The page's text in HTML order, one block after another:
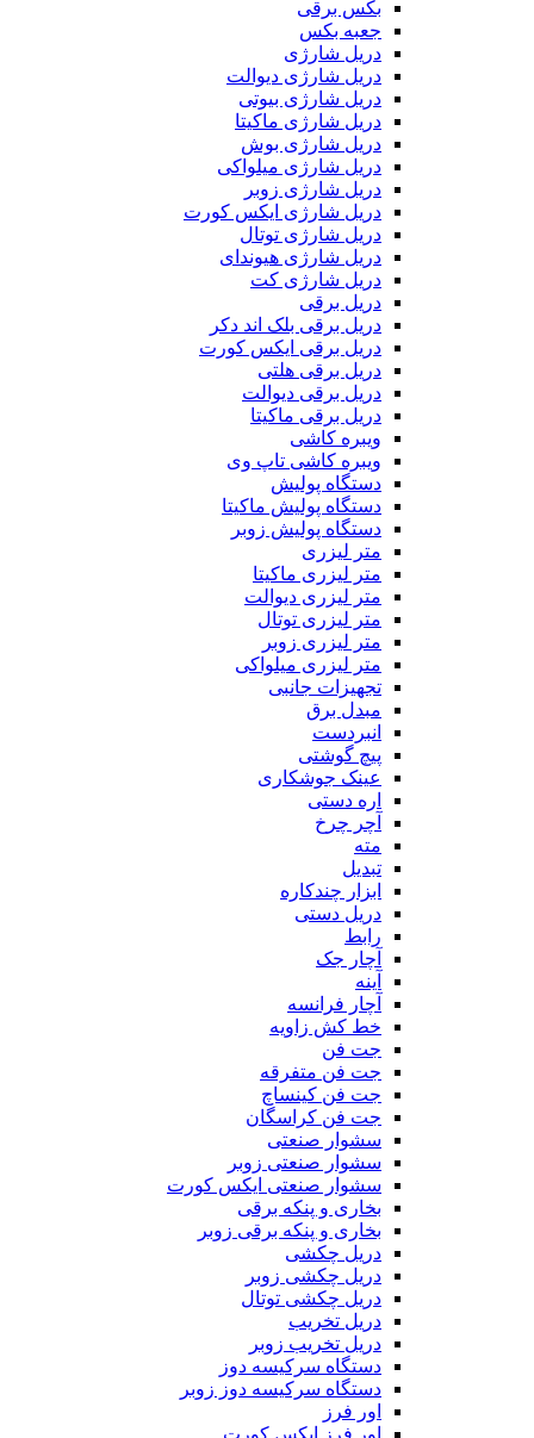
بکس برقی
جعبه بکس
دریل شارژی
دریل شارژی دیوالت
دریل شارژی بیوتی
دریل شارژی ماکیتا
دریل شارژی بوش
دریل شارژی میلواکی
دریل شارژی زوبر
دریل شارژی ایکس کورت
دریل شارژی توتال
دریل شارژی هیوندای
دریل شارژی کت
دریل برقی
دریل برقی بلک اند دکر
دریل برقی ایکس کورت
دریل برقی هلتی
دریل برقی دیوالت
دریل برقی ماکیتا
ویبره کاشی
ویبره کاشی تاپ وی
دستگاه پولیش
دستگاه پولیش ماکیتا
دستگاه پولیش زوبر
متر لیزری
متر لیزری ماکیتا
متر لیزری دیوالت
متر لیزری توتال
متر لیزری زوبر
متر لیزری میلواکی
تجهیزات جانبی
مبدل برق
انبردست
پیچ گوشتی
عینک جوشکاری
اره دستی
آچر چرخ
مته
تبدیل
ابزار چندکاره
دریل دستی
رابط
آچار جک
آینه
آچار فرانسه
خط کش زاویه
جت فن
جت فن متفرقه
جت فن کینساچ
جت فن کراسگان
سشوار صنعتی
سشوار صنعتی زوبر
سشوار صنعتی ایکس کورت
بخاری و پنکه برقی
بخاری و پنکه برقی زوبر
دریل چکشی
دریل چکشی زوبر
دریل چکشی توتال
دریل تخریب
دریل تخریب زوبر
دستگاه سرکیسه دوز
دستگاه سرکیسه دوز زوبر
اور فرز
اور فرز ایکس کورت